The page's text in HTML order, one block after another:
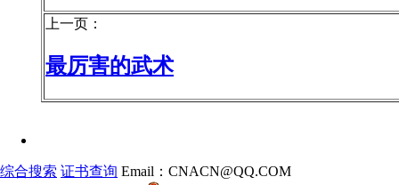
上一页：
最厉害的武术
综合搜索 证书查询 Email：CNACN@QQ.COM